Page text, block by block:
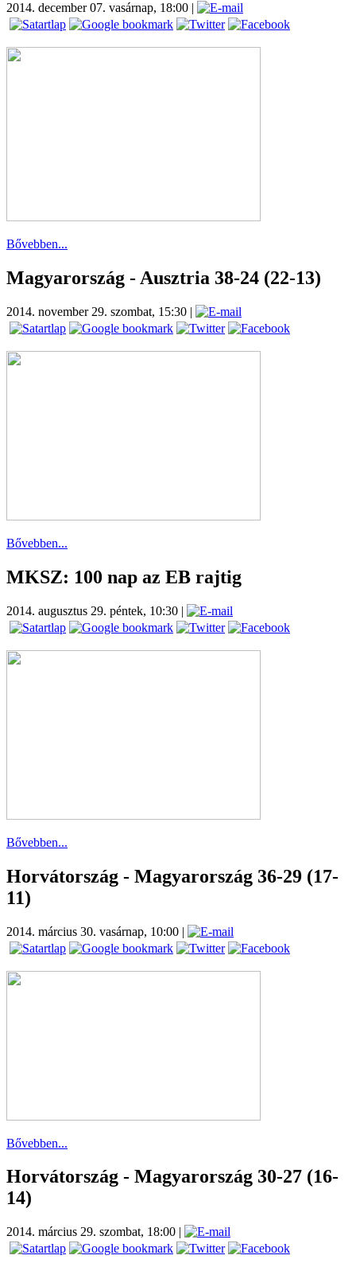
2014. december 07. vasárnap, 18:00 |
Bővebben...
Magyarország - Ausztria 38-24 (22-13)
2014. november 29. szombat, 15:30 |
Bővebben...
MKSZ: 100 nap az EB rajtig
2014. augusztus 29. péntek, 10:30 |
Bővebben...
Horvátország - Magyarország 36-29 (17-
11)
2014. március 30. vasárnap, 10:00 |
Bővebben...
Horvátország - Magyarország 30-27 (16-
14)
2014. március 29. szombat, 18:00 |